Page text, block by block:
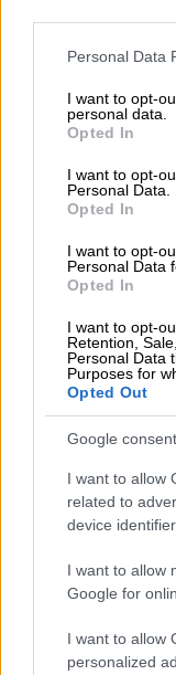
Please note that
not limited to your
grant or deny
use your data for
consent section.
Personal Data
I want to opt-
personal data.
Opted In
I want to opt-
Personal Data.
Opted In
I want to opt-
Personal Data
Opted In
I want to opt-
Retention,
Personal Data
Purposes for
Opted Out
Google
I want to allow
related to
device
I want to allow
Google for
I want to allow
personalized
«προκάλεσαν
τραυματισμό
εκ
καθήκοντος»,
«απειλή»,
παράλληλα ότι
«παράβασης
ειδοποίησης»,
«καταστροφή,
αποδεικτικών
Στηναίτησηοι
διεξαχθεί
προέδρου,
δημάρχων
ότι η
ανήθικοι,
Ο Τούρκος